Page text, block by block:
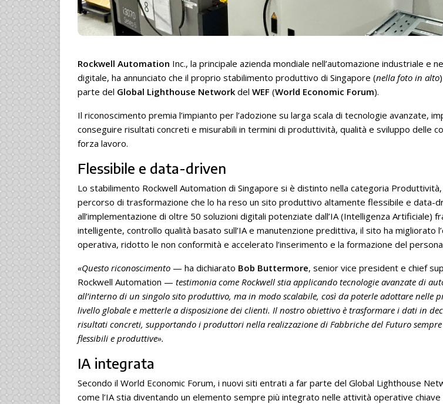
Rockwell Automation Inc., la principale azienda mondiale nell’automazione industriale e
digitale, ha annunciato che il proprio stabilimento produttivo di Singapore (nella foto in alto
parte del Global Lighthouse Network del WEF (World Economic Forum).
Il riconoscimento premia l’impianto per l’adozione su larga scala di tecnologie avanzate,
conseguire risultati concreti e misurabili in termini di produttività, qualità e sviluppo delle
forza lavoro.
Flessibile e data-driven
Lo stabilimento Rockwell Automation di Singapore si è distinto nella categoria
percorso di trasformazione che lo ha reso un sito produttivo altamente flessibile e data-
all’implementazione di oltre 50 soluzioni digitali potenziate dall’IA (Intelligenza Artificiale)
intelligente, controllo qualità basato sull’IA e manutenzione predittiva, il sito ha migliorato
operativa, ridotto le non conformità e accelerato l’inserimento e la formazione del
«Questo riconoscimento — ha dichiarato Bob Buttermore, senior vice president e chief
Rockwell Automation — testimonia come Rockwell stia applicando tecnologie avanzate di
all’interno di un singolo sito produttivo, ma in modo scalabile, così da poterle adottare nelle
livello globale e metterle a disposizione dei clienti. Il nostro obiettivo è trasformare i dati in
risultati concreti, supportando i produttori nella realizzazione di Fabbriche del Futuro
flessibili e produttive».
IA integrata
Secondo il World Economic Forum, i nuovi siti entrati a far parte del Global Lighthouse
come l’IA stia diventando un elemento sempre più integrato nelle attività operative chiave